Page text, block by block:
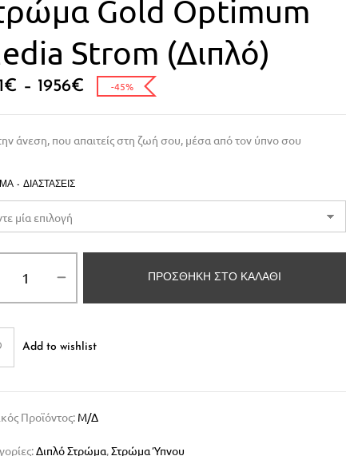
Gold Optimum
Strom (Διπλό)
€ – 1956€ -45%
άνεση, που απαιτείς στη ζωή σου, μέσα από τον ύπνο σου
- ΔΙΑΣΤΆΣΕΙΣ
ΠΡΟΣΘΉΚΗ ΣΤΟ ΚΑΛΆΘΙ
Add to wishlist
Προϊόντος: Μ/Δ
Διπλό Στρώμα,Στρώμα Ύπνου